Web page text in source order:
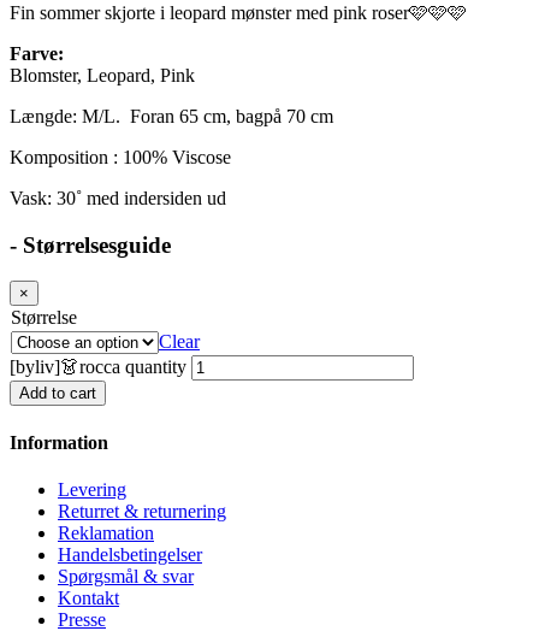
Fin sommer skjorte i leopard mønster med pink roser🩷🩷🩷
Farve:
Blomster, Leopard, Pink
Længde: M/L. Foran 65 cm, bagpå 70 cm
Komposition : 100% Viscose
Vask: 30˚ med indersiden ud
- Størrelsesguide
×
Størrelse
Clear
[byliv]👗rocca quantity
Add to cart
Information
Levering
Returret & returnering
Reklamation
Handelsbetingelser
Spørgsmål & svar
Kontakt
Presse